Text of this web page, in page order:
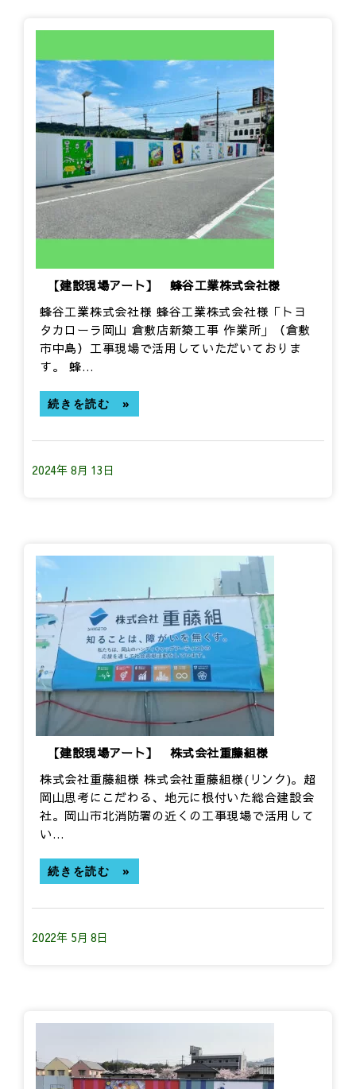
【建設現場アート】 蜂谷工業株式会社様
蜂谷工業株式会社様 蜂谷工業株式会社様「トヨ
タカローラ岡山 倉敷店新築工事 作業所」（倉敷
市中島）工事現場で活用していただいておりま
す。 蜂…
続きを読む »
2024年 8月 13日
【建設現場アート】 株式会社重藤組様
株式会社重藤組様 株式会社重藤組様​(リンク)。超
岡山思考にこだわる、地元に根付いた総合建設会
社。岡山市北消防署の近くの工事現場で活用して
い…
続きを読む »
2022年 5月 8日